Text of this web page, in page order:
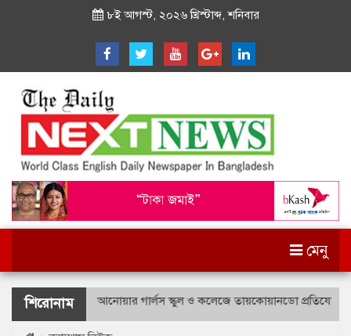
৮ই আগস্ট, ২০২৬ খ্রিস্টাব্দ, শনিবার
মেনু
শিরোনাম
বীর উত্তম লে. আনোয়ার গার্লস স্কুল ও কলেজে তায়কোয়ানডো প্রতিযোগিতা